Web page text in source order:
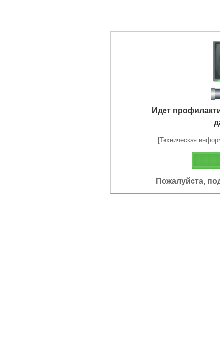
Идет
[Техническая
Пожалуйста,